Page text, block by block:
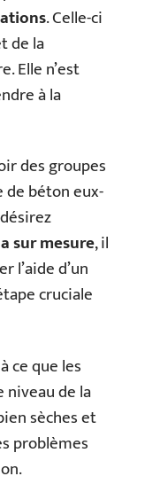
. Celle-ci
de la
Elle n’est
à la
des groupes
de béton eux-
sur mesure, il
l’aide d’un
cruciale
ce que les
de la
sèches et
problèmes